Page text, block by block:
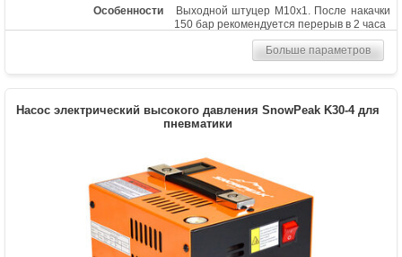
Особенности
Выходной штуцер М10х1. После накачки
150 бар рекомендуется перерыв в 2 часа
Больше параметров
Насос электрический высокого давления SnowPeak K30-4 для
пневматики